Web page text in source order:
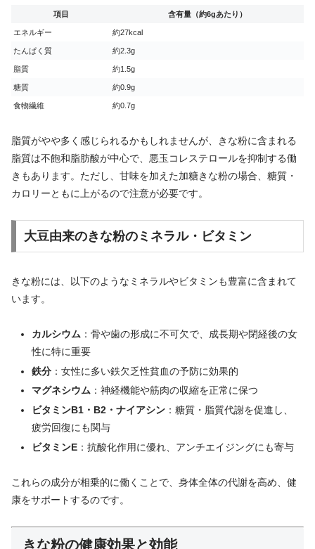
項目 含有量（約6gあたり）
エネルギー 約27kcal
たんぱく質 約2.3g
脂質 約1.5g
糖質 約0.9g
食物繊維 約0.7g
脂質がやや多く感じられるかもしれませんが、きな粉に含まれる
脂質は不飽和脂肪酸が中心で、悪玉コレステロールを抑制する働
きもあります。ただし、甘味を加えた加糖きな粉の場合、糖質・
カロリーともに上がるので注意が必要です。
大豆由来のきな粉のミネラル・ビタミン
きな粉には、以下のようなミネラルやビタミンも豊富に含まれて
います。
カルシウム ：骨や歯の形成に不可欠で、成長期や閉経後の女
性に特に重要
鉄分：女性に多い鉄欠乏性貧血の予防に効果的
マグネシウム：神経機能や筋肉の収縮を正常に保つ
ビタミンB1・B2・ナイアシン：糖質・脂質代謝を促進し、
疲労回復にも関与
ビタミンE：抗酸化作用に優れ、アンチエイジングにも寄与
これらの成分が相乗的に働くことで、身体全体の代謝を高め、健
康をサポートするのです。
きな粉の健康効果と効能